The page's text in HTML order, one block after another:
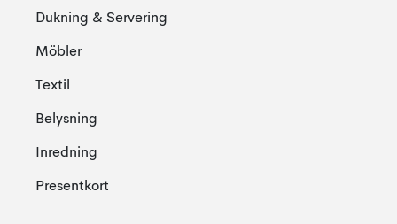
Dukning & Servering
Möbler
Textil
Belysning
Inredning
Presentkort